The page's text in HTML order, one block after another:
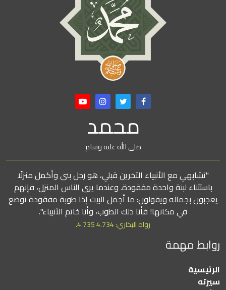
محمد
صلى الله عليه وسلم
"تشابهي مع الأنبياء الآخرين قبلي، هو رجل بنى وأكمل منزلًا
باستثناء لبنة واحدة مفقودة. وعندما يرى الناس المنزل، فإنهم
يعجبون بجماله ويقولون: ما أجمل البيت إذا طوبة مفقودة توضع
في مكانها! فأنا ذلك الطوب، وأنا خاتم الأنبياء".
رواه البخاري: 4.734 4.735.
روابط مهمة
الرئيسية
سيرته